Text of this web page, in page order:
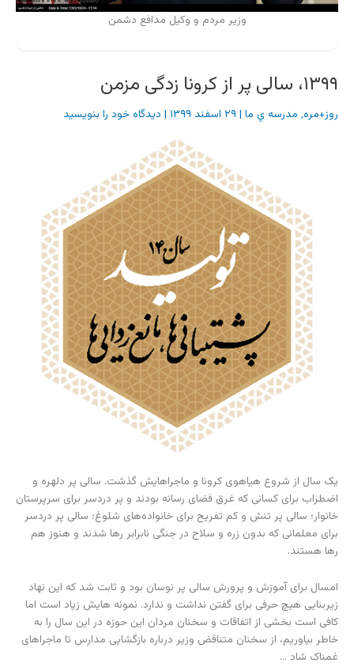
وزیر مردم و وکیل مدافع دشمن
۱۳۹۹، سالی پر از کرونا زدگی مزمن
روز+مره, مدرسه ي ما | ۲۹ اسفند ۱۳۹۹ | دیدگاه‌ خود را بنویسید
یک سال از شروع هیاهوی کرونا و ماجراهایش گذشت. سالی پر دلهره و
اضطراب برای کسانی که غرق فضای رسانه بودند و پر دردسر برای سرپرستان
خانوار؛ سالی پر تنش و کم تفریح برای خانواده‌های شلوغ؛ سالی پر دردسر
برای معلمانی که بدون زره و سلاح در جنگی نابرابر رها شدند و هنوز هم
رها هستند.
امسال برای آموزش و پرورش سالی پر نوسان بود و ثابت شد که این نهاد
زیربنایی هیچ حرفی برای گفتن نداشت و ندارد. نمونه هایش زیاد است اما
کافی است بخشی از اتفاقات و سخنان مردان این حوزه در این سال را به
خاطر بیاوریم، از سخنان متناقض وزیر درباره بازگشایی مدارس تا ماجراهای
غمناک شاد …